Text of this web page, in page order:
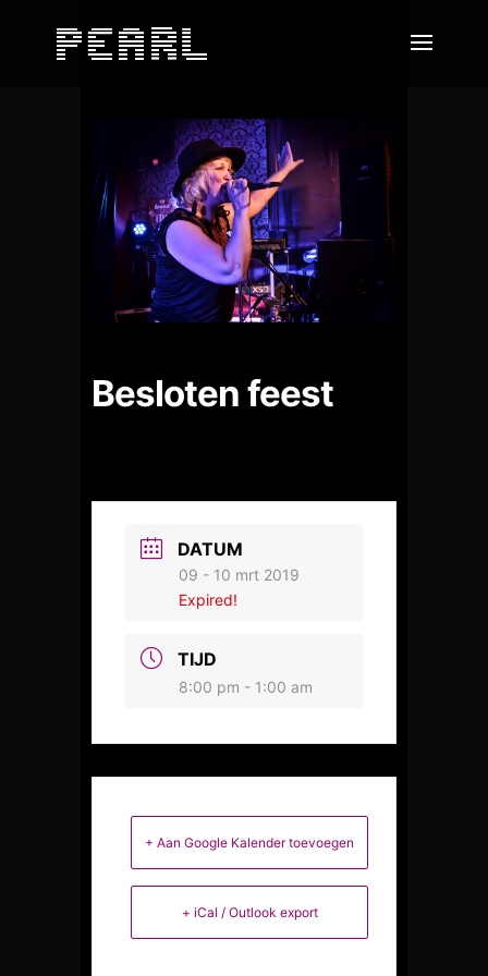
Besloten feest
DATUM
09 - 10 mrt 2019
Expired!
TIJD
8:00 pm - 1:00 am
+ Aan Google Kalender toevoegen
+ iCal / Outlook export